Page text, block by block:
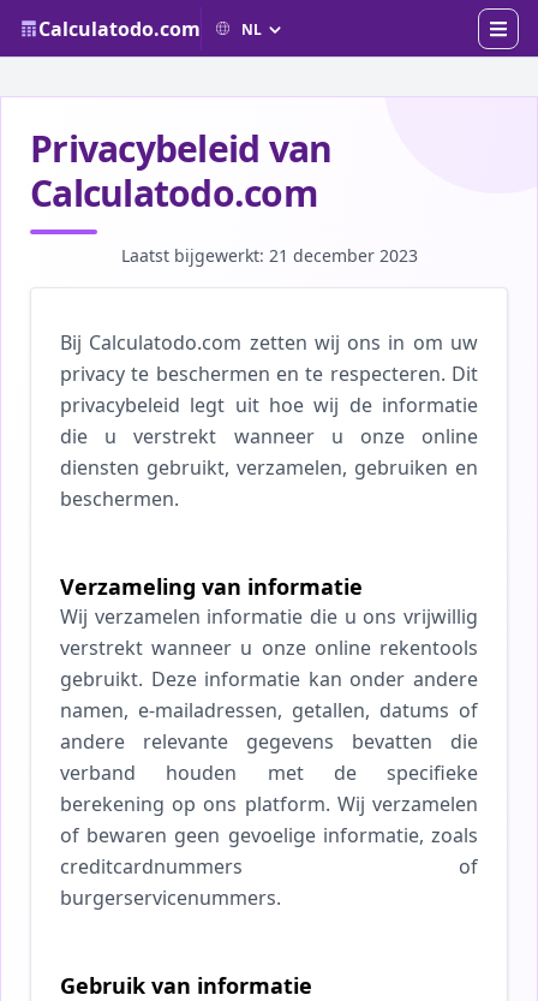
Calculatodo.com
Privacybeleid van
Calculatodo.com
Laatst bijgewerkt: 21 december 2023
Bij Calculatodo.com zetten wij ons in om uw
privacy te beschermen en te respecteren. Dit
privacybeleid legt uit hoe wij de informatie
die u verstrekt wanneer u onze online
diensten gebruikt, verzamelen, gebruiken en
beschermen.
Verzameling van informatie
Wij verzamelen informatie die u ons vrijwillig
verstrekt wanneer u onze online rekentools
gebruikt. Deze informatie kan onder andere
namen, e-mailadressen, getallen, datums of
andere relevante gegevens bevatten die
verband houden met de specifieke
berekening op ons platform. Wij verzamelen
of bewaren geen gevoelige informatie, zoals
creditcardnummers of
burgerservicenummers.
Gebruik van informatie